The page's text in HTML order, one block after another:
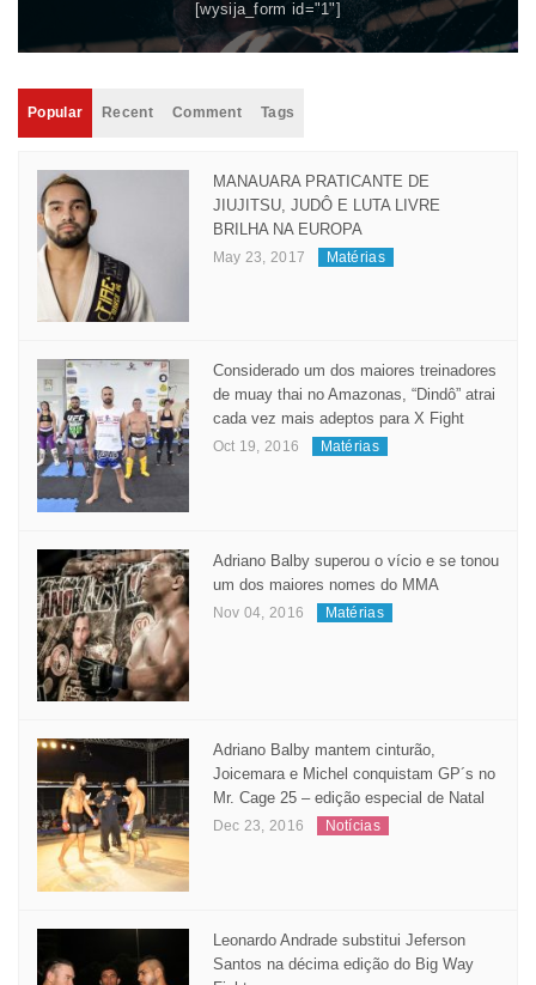
[wysija_form id="1"]
Popular Recent Comment Tags
MANAUARA PRATICANTE DE
JIUJITSU, JUDÔ E LUTA LIVRE
BRILHA NA EUROPA
May 23, 2017 Matérias
Considerado um dos maiores treinadores
de muay thai no Amazonas, “Dindô” atrai
cada vez mais adeptos para X Fight
Oct 19, 2016 Matérias
Adriano Balby superou o vício e se tonou
um dos maiores nomes do MMA
Nov 04, 2016 Matérias
Adriano Balby mantem cinturão,
Joicemara e Michel conquistam GP´s no
Mr. Cage 25 – edição especial de Natal
Dec 23, 2016 Notícias
Leonardo Andrade substitui Jeferson
Santos na décima edição do Big Way